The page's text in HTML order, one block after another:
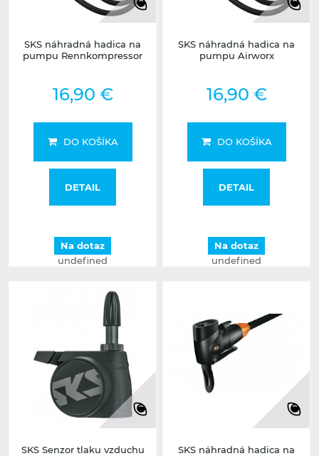
SKS náhradná hadica na
pumpu Rennkompressor
16,90 €
DO KOŠÍKA
DETAIL
Na dotaz
undefined
SKS náhradná hadica na
pumpu Airworx
16,90 €
DO KOŠÍKA
DETAIL
Na dotaz
undefined
SKS Senzor tlaku vzduchu
SKS náhradná hadica na